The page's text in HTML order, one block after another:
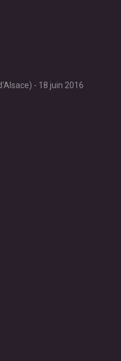
- 18 juin 2016